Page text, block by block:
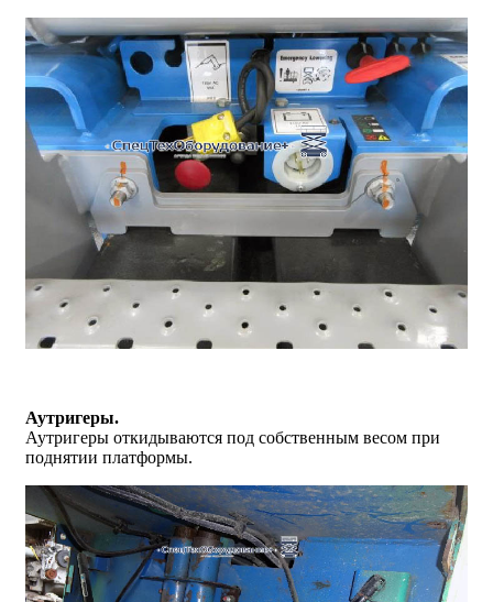
Аутригеры.
Аутригеры откидываются под собственным весом при
поднятии платформы.